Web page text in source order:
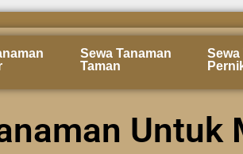
Sewa Tanaman
Taman
Sewa
Untuk